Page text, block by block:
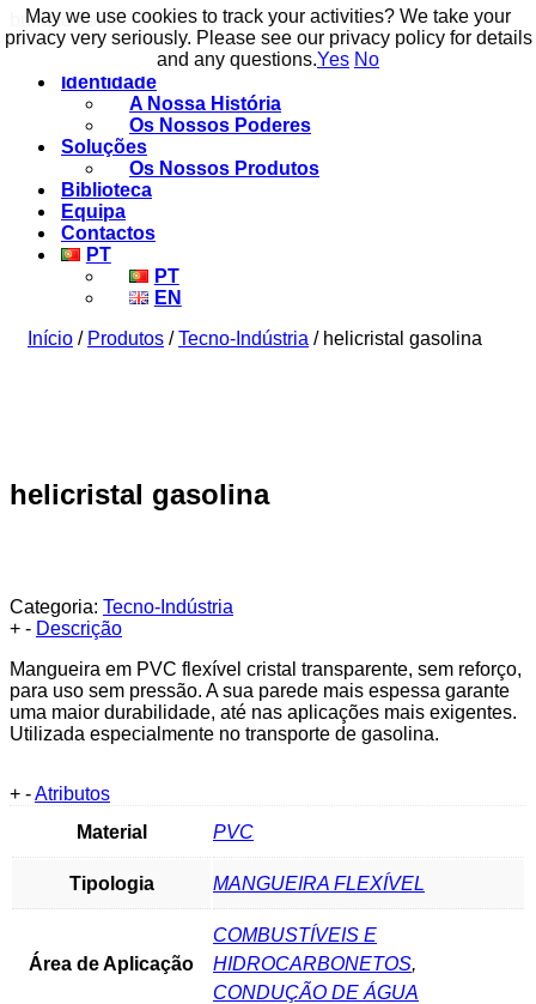
build to flow.
Identidade
A Nossa História
Os Nossos Poderes
Soluções
Os Nossos Produtos
Biblioteca
Equipa
Contactos
PT
PT
EN
Início / Produtos /Tecno-Indústria / helicristal gasolina
helicristal gasolina
Categoria: Tecno-Indústria
+ - Descrição
Mangueira em PVC flexível cristal transparente, sem reforço,
para uso sem pressão. A sua parede mais espessa garante
uma maior durabilidade, até nas aplicações mais exigentes.
Utilizada especialmente no transporte de gasolina.
+ -Atributos
Material
PVC
Tipologia MANGUEIRA FLEXÍVEL
Área de Aplicação
COMBUSTÍVEIS E
HIDROCARBONETOS,
CONDUÇÃO DE ÁGUA
May we use cookies to track your activities? We take your
privacy very seriously. Please see our privacy policy for details
and any questions.Yes No
May we use cookies to track your activities? We take your
privacy very seriously. Please see our privacy policy for details
and any questions.Yes No